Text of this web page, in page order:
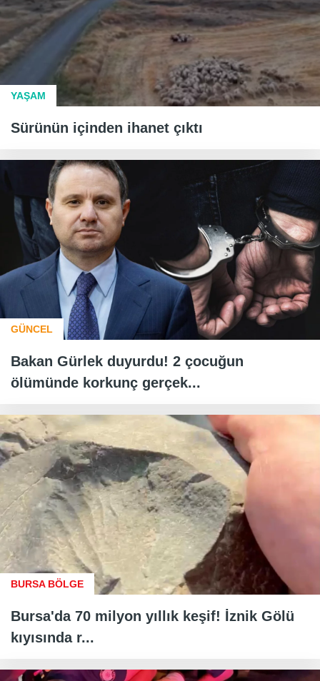
YAŞAM
Sürünün içinden ihanet çıktı
GÜNCEL
Bakan Gürlek duyurdu! 2 çocuğun
ölümünde korkunç gerçek...
BURSA BÖLGE
Bursa'da 70 milyon yıllık keşif! İznik Gölü
kıyısında r...